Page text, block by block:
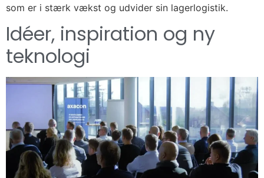
som er i stærk vækst og udvider sin lagerlogistik.
Idéer, inspiration og ny
teknologi